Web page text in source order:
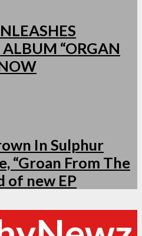
“ORGAN
In Sulphur
“Groan From The
of new EP